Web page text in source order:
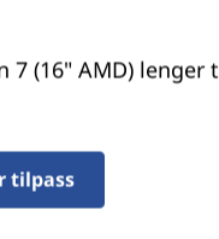
7 (16" AMD) lenger
tilpass